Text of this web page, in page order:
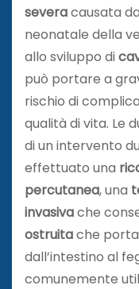
severacausata
neonatale della
allo sviluppo di
può portare a
rischio di
qualità di vita. Le
di un intervento
effettuato una
percutanea, una
invasivache
ostruitache porta
dall’intestino al
comunemente